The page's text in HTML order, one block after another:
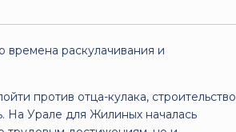
времена раскулачивания и
против отца-кулака, строительство
На Урале для Жилиных началась